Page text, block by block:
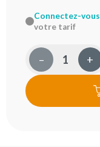
Connectez-vous
votre tarif
– +